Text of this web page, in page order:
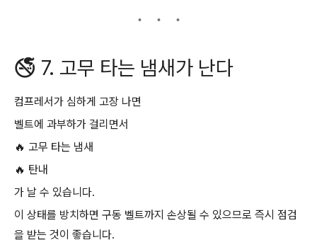
🚭 7. 고무 타는 냄새가 난다
컴프레서가 심하게 고장 나면
벨트에 과부하가 걸리면서
🔥 고무 타는 냄새
🔥 탄내
가 날 수 있습니다.
이 상태를 방치하면 구동 벨트까지 손상될 수 있으므로 즉시 점검
을 받는 것이 좋습니다.